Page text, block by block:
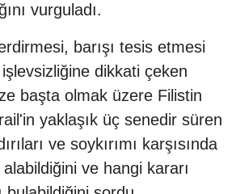
vurguladı.
barışı tesis etmesi
dikkati çeken
başta olmak üzere Filistin
yaklaşık üç senedir süren
ve soykırımı karşısında
ve hangi kararı